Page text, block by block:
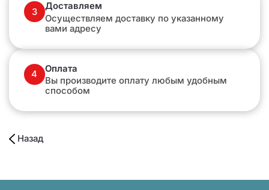
3
Доставляем
Осуществляем доставку по указанному
вами адресу
4
Оплата
Вы производите оплату любым удобным
способом
Назад